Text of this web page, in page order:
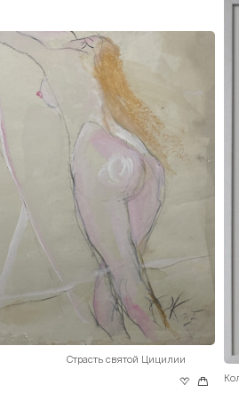
Страсть святой Цицилии